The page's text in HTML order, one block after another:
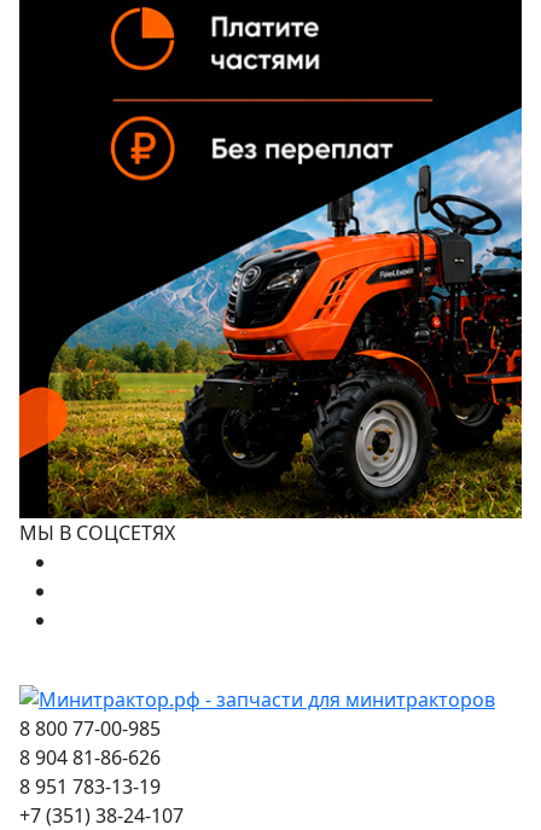
МЫ В СОЦСЕТЯХ
8 800 77-00-985
8 904 81-86-626
8 951 783-13-19
+7 (351) 38-24-107